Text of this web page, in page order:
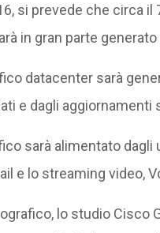
si prevede che circa il
in gran parte
datacenter sarà
e dagli
sarà alimentato
e lo streaming video,
lo studio Cisco